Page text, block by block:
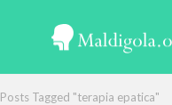
Posts Tagged "terapia epatica"